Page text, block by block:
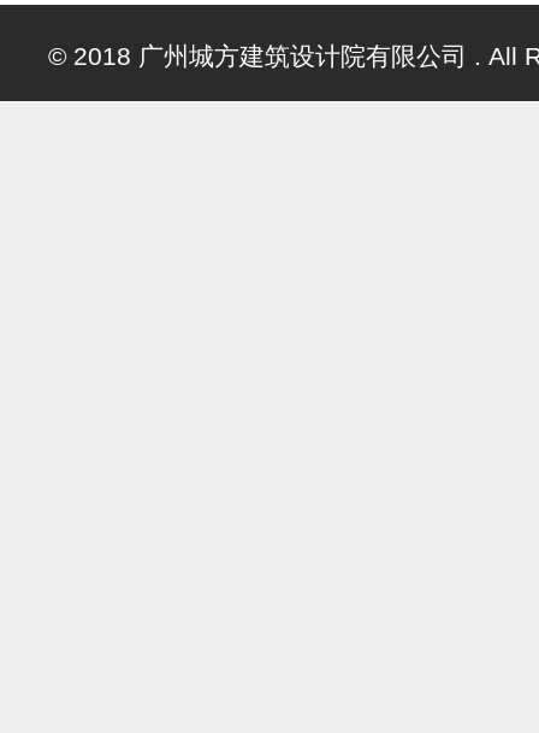
© 2018 广州城方建筑设计院有限公司 . All